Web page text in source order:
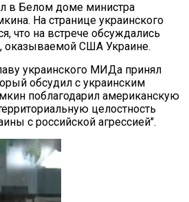
в Белом доме министра
На странице украинского
что на встрече обсуждались
оказываемой США Украине.
украинского МИДа принял
обсудил с украинским
поблагодарил американскую
целостность
с российской агрессией".